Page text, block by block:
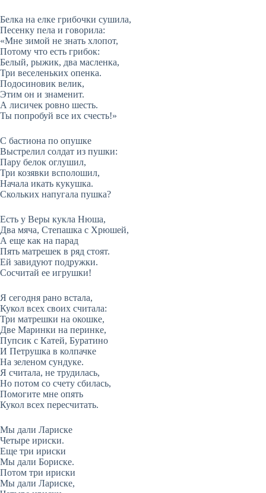
Белка на елке грибочки сушила,
Песенку пела и говорила:
«Мне зимой не знать хлопот,
Потому что есть грибок:
Белый, рыжик, два масленка,
Три веселеньких опенка.
Подосиновик велик,
Этим он и знаменит.
А лисичек ровно шесть.
Ты попробуй все их счесть!»
С бастиона по опушке
Выстрелил солдат из пушки:
Пару белок оглушил,
Три козявки всполошил,
Начала икать кукушка.
Скольких напугала пушка?
Есть у Веры кукла Нюша,
Два мяча, Степашка с Хрюшей,
А еще как на парад
Пять матрешек в ряд стоят.
Ей завидуют подружки.
Сосчитай ее игрушки!
Я сегодня рано встала,
Кукол всех своих считала:
Три матрешки на окошке,
Две Маринки на перинке,
Пупсик с Катей, Буратино
И Петрушка в колпачке
На зеленом сундуке.
Я считала, не трудилась,
Но потом со счету сбилась,
Помогите мне опять
Кукол всех пересчитать.
Мы дали Лариске
Четыре ириски.
Еще три ириски
Мы дали Бориске.
Потом три ириски
Мы дали Лариске,